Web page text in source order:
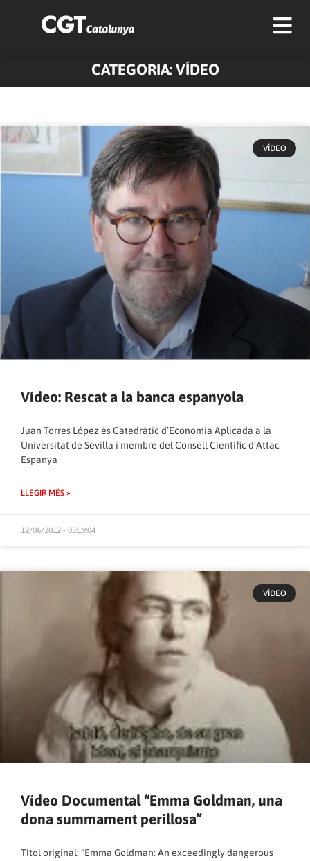
CATEGORIA: VÍDEO
VÍDEO
Vídeo: Rescat a la banca espanyola
Juan Torres López és Catedràtic d’Economia Aplicada a la
Universitat de Sevilla i membre del Consell Científic d’Attac
Espanya
LLEGIR MÉS »
12/06/2012 - 03:19:04
VÍDEO
Vídeo Documental “Emma Goldman, una
dona summament perillosa”
Títol original: “Emma Goldman: An exceedingly dangerous